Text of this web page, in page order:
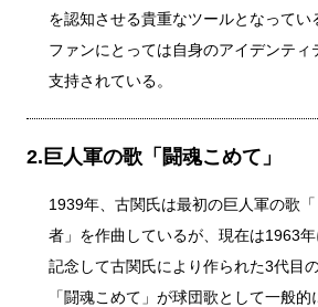
を認知させる貴重なツールとなってい
ファンにとっては自身のアイデンティ
支持されている。
2.巨人軍の歌「闘魂こめて」
1939年、古関氏は最初の巨人軍の歌
者」を作曲しているが、現在は1963
記念して古関氏により作られた3代目
「闘魂こめて」が球団歌として一般的